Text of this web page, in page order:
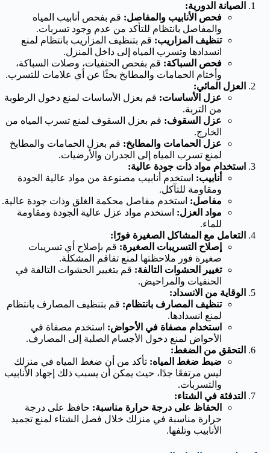
الصيانة الدورية:
فحص الأنابيب والمفاصل: قم بفحص أنابيب المياه
والمفاصل بانتظام للتأكد من عدم وجود تسربات.
تنظيف المزاريب: قم بتنظيف المزاريب بانتظام لمنع
انسدادها وتسرب المياه إلى داخل المنزل.
فحص السباكة: قم بفحص الحنفيات، وصلات السباكة،
وأختام الحمامات والمطابخ بحثًا عن أي علامات للتسرب.
العزل المائي:
عزل الأساسات: قم بعزل الأساسات لمنع دخول الرطوبة
من التربة.
عزل السقوف: قم بعزل السقوف لمنع تسرب المياه من
الخارج.
عزل الحمامات والمطابخ: قم بعزل الحمامات والمطابخ
لمنع تسرب المياه إلى الجدران والأرضيات.
استخدام مواد ذات جودة عالية:
أنابيب: استخدم أنابيب مصنوعة من مواد عالية الجودة
ومقاومة للتآكل.
مفاصل: استخدم مفاصل محكمة الغلق وذات جودة عالية.
مواد العزل: استخدم مواد عزل عالية الجودة ومقاومة
للماء.
التعامل مع المشاكل الصغيرة فورًا:
إصلاح التسريبات الصغيرة: قم بإصلاح أي تسريبات
صغيرة فور ملاحظتها لمنع تفاقم المشكلة.
تغيير الحشوات التالفة: قم بتغيير الحشوات التالفة في
الحنفيات والمراحيض.
الوقاية من الانسداد:
تنظيف المصارف بانتظام: قم بتنظيف المصارف بانتظام
لمنع انسدادها.
استخدام مصفاة في الأحواض: استخدم مصفاة في
الأحواض لمنع دخول الأجسام الصلبة إلى المصارف.
التحقق من الضغط:
ضبط ضغط المياه: تأكد من أن ضغط المياه في منزلك
ليس مرتفعًا جدًا، حيث يمكن أن يسبب ذلك إجهاد الأنابيب
والتسربات.
التدفئة في الشتاء:
الحفاظ على درجة حرارة مناسبة: حافظ على درجة
حرارة مناسبة في منزلك خلال فصل الشتاء لمنع تجميد
الأنابيب وتلفها.